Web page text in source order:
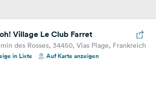
Village Le Club Farret
des Rosses, 34450, Vias Plage, Frankreich
in Liste
Auf Karte anzeigen